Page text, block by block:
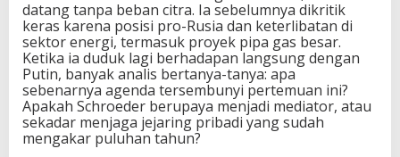
datang tanpa beban citra. Ia sebelumnya dikritik
keras karena posisi pro-Rusia dan keterlibatan di
sektor energi, termasuk proyek pipa gas besar.
Ketika ia duduk lagi berhadapan langsung dengan
Putin, banyak analis bertanya-tanya: apa
sebenarnya agenda tersembunyi pertemuan ini?
Apakah Schroeder berupaya menjadi mediator, atau
sekadar menjaga jejaring pribadi yang sudah
mengakar puluhan tahun?